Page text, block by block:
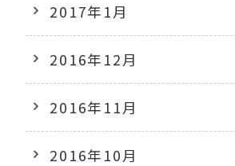
2017年1月
2016年12月
2016年11月
2016年10月